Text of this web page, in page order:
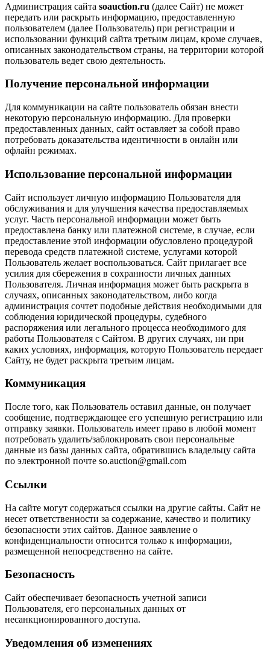
Администрация сайта soauction.ru (далее Сайт) не может
передать или раскрыть информацию, предоставленную
пользователем (далее Пользователь) при регистрации и
использовании функций сайта третьим лицам, кроме случаев,
описанных законодательством страны, на территории которой
пользователь ведет свою деятельность.
Получение персональной информации
Для коммуникации на сайте пользователь обязан внести
некоторую персональную информацию. Для проверки
предоставленных данных, сайт оставляет за собой право
потребовать доказательства идентичности в онлайн или
офлайн режимах.
Использование персональной информации
Сайт использует личную информацию Пользователя для
обслуживания и для улучшения качества предоставляемых
услуг. Часть персональной информации может быть
предоставлена банку или платежной системе, в случае, если
предоставление этой информации обусловлено процедурой
перевода средств платежной системе, услугами которой
Пользователь желает воспользоваться. Сайт прилагает все
усилия для сбережения в сохранности личных данных
Пользователя. Личная информация может быть раскрыта в
случаях, описанных законодательством, либо когда
администрация сочтет подобные действия необходимыми для
соблюдения юридической процедуры, судебного
распоряжения или легального процесса необходимого для
работы Пользователя с Сайтом. В других случаях, ни при
каких условиях, информация, которую Пользователь передает
Сайту, не будет раскрыта третьим лицам.
Коммуникация
После того, как Пользователь оставил данные, он получает
сообщение, подтверждающее его успешную регистрацию или
отправку заявки. Пользователь имеет право в любой момент
потребовать удалить/заблокировать свои персональные
данные из базы данных сайта, обратившись владельцу сайта
по электронной почте so.auction@gmail.com
Ссылки
На сайте могут содержаться ссылки на другие сайты. Сайт не
несет ответственности за содержание, качество и политику
безопасности этих сайтов. Данное заявление о
конфиденциальности относится только к информации,
размещенной непосредственно на сайте.
Безопасность
Сайт обеспечивает безопасность учетной записи
Пользователя, его персональных данных от
несанкционированного доступа.
Уведомления об изменениях